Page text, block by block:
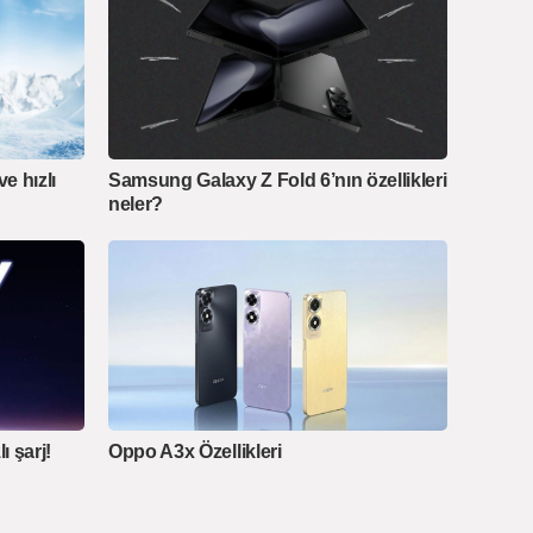
hızlı
Samsung Galaxy Z Fold 6’nın özellikleri
neler?
şarj! Oppo A3x Özellikleri